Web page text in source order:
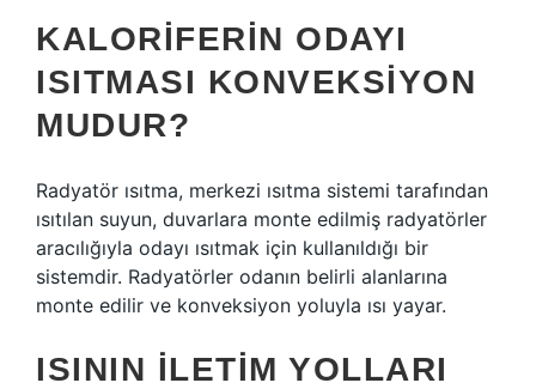
KALORIFERIN ODAYI
ISITMASI KONVEKSIYON
MUDUR?
Radyatör ısıtma, merkezi ısıtma sistemi tarafından
ısıtılan suyun, duvarlara monte edilmiş radyatörler
aracılığıyla odayı ısıtmak için kullanıldığı bir
sistemdir. Radyatörler odanın belirli alanlarına
monte edilir ve konveksiyon yoluyla ısı yayar.
ISININ ILETIM YOLLARI